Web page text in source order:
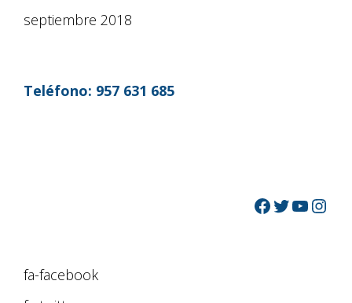
septiembre 2018
Teléfono: 957 631 685
fa-facebook